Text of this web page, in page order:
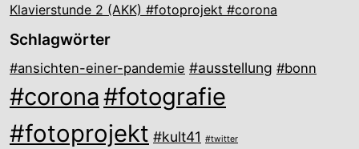
Klavierstunde 2 (AKK) #fotoprojekt #corona
Schlagwörter
#ansichten-einer-pandemie #ausstellung #bonn
#corona#fotografie
#fotoprojekt #kult41 #twitter